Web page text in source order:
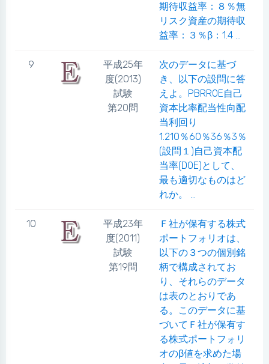
期待収益率：８％無
リスク資産の期待収
益率：３％β：1.4 ...
9
平成25年
度(2013)
試験
第20問
次のデータに基づ
き、以下の設問に答
えよ。PBRROE自己
資本比率配当性向配
当利回り
1.210％60％36％3％
(設問１)自己資本配
当率(DOE)として、
最も適切なものはど
れか。 ...
10
平成23年
度(2011)
試験
第19問
Ｆ社が保有する株式
ポートフォリオは、
以下の３つの個別銘
柄で構成されてお
り、それらのデータ
は表のとおりであ
る。このデータに基
づいてＦ社が保有す
る株式ポートフォリ
オのβ値を求めた場